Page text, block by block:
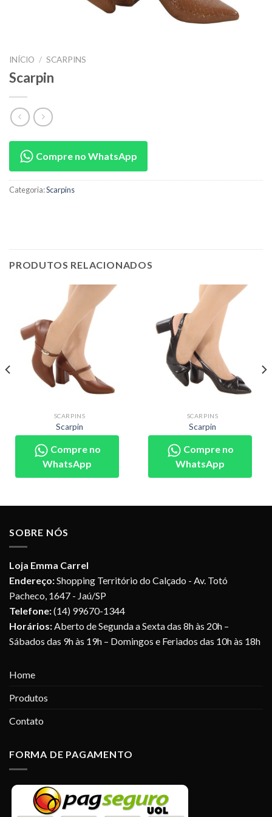
INÍCIO / SCARPINS
Scarpin
Compre no WhatsApp
Categoria:Scarpins
PRODUTOS RELACIONADOS
SCARPINS
Scarpin
Compre no
WhatsApp
SCARPINS
Scarpin
Compre no
WhatsApp
SOBRE NÓS
Loja Emma Carrel
Endereço:Shopping Território do Calçado - Av. Totó
Pacheco, 1647 - Jaú/SP
Telefone:(14) 99670-1344
Horários:Aberto de Segunda a Sexta das 8h às 20h –
Sábados das 9h às 19h – Domingos e Feriados das 10h às 18h
Home
Produtos
Contato
FORMA DE PAGAMENTO